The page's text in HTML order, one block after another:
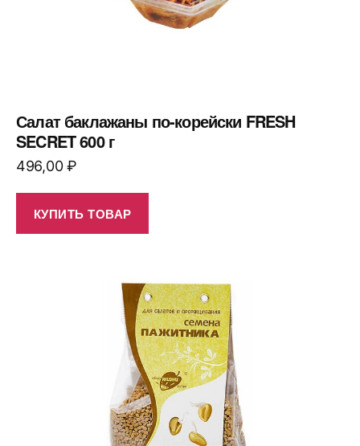
Салат баклажаны по-корейски FRESH
SECRET 600 г
496,00₽
КУПИТЬ ТОВАР